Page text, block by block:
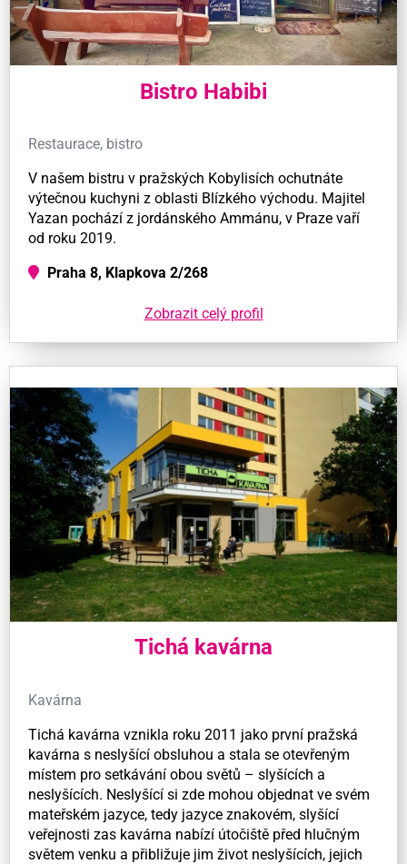
Bistro Habibi
Restaurace, bistro
V našem bistru v pražských Kobylisích ochutnáte
výtečnou kuchyni z oblasti Blízkého východu. Majitel
Yazan pochází z jordánského Ammánu, v Praze vaří
od roku 2019.
Praha 8, Klapkova 2/268
Zobrazit celý profil
Tichá kavárna
Kavárna
Tichá kavárna vznikla roku 2011 jako první pražská
kavárna s neslyšící obsluhou a stala se otevřeným
místem pro setkávání obou světů – slyšících a
neslyšících. Neslyšící si zde mohou objednat ve svém
mateřském jazyce, tedy jazyce znakovém, slyšící
veřejnosti zas kavárna nabízí útočiště před hlučným
světem venku a přibližuje jim život neslyšících, jejich